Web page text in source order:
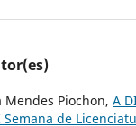
Mendes Piochon, A
de